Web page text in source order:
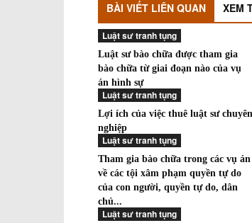
BÀI VIẾT LIÊN QUAN XEM
Luật sư tranh tụng
Luật sư bào chữa được tham gia
bào chữa từ giai đoạn nào của vụ
án hình sự
Luật sư tranh tụng
Lợi ích của việc thuê luật sư chuyên
nghiệp
Luật sư tranh tụng
Tham gia bào chữa trong các vụ án
về các tội xâm phạm quyền tự do
của con người, quyền tự do, dân
chủ...
Luật sư tranh tụng